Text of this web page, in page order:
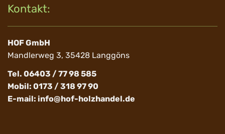
Kontakt:
HOF GmbH
Mandlerweg 3, 35428 Langgöns
Tel. 06403 / 77 98 585
Mobil: 0173 / 318 97 90
E-mail: info@hof-holzhandel.de